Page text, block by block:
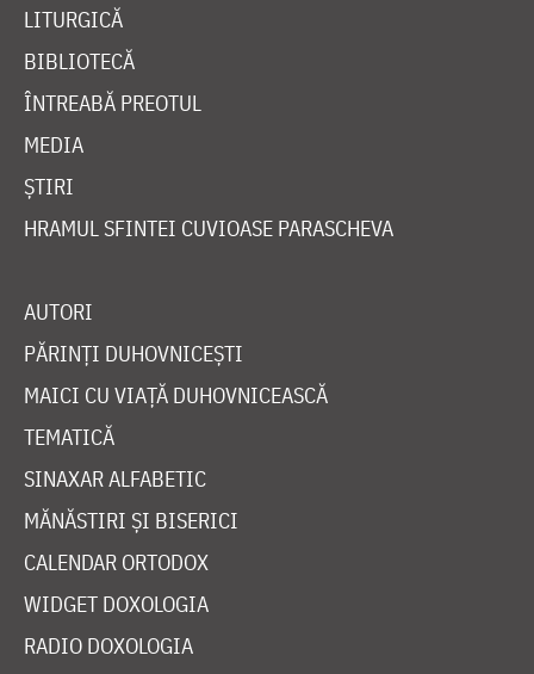
LITURGICĂ
BIBLIOTECĂ
ÎNTREABĂ PREOTUL
MEDIA
ȘTIRI
HRAMUL SFINTEI CUVIOASE PARASCHEVA
AUTORI
PĂRINȚI DUHOVNICEȘTI
MAICI CU VIAȚĂ DUHOVNICEASCĂ
TEMATICĂ
SINAXAR ALFABETIC
MĂNĂSTIRI ȘI BISERICI
CALENDAR ORTODOX
WIDGET DOXOLOGIA
RADIO DOXOLOGIA